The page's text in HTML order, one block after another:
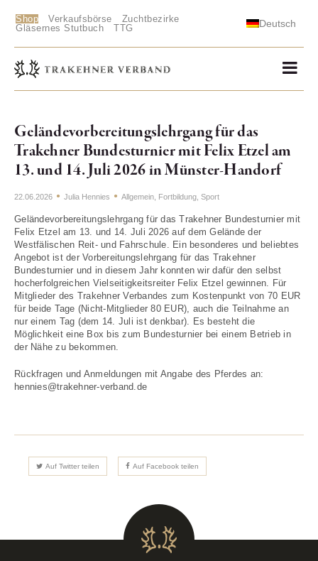
Shop Verkaufsbörse
Zuchtbezirke
Gläsernes Stutbuch
TTG Deutsch
Geländevorbereitungslehrgang für das
Trakehner Bundesturnier mit Felix Etzel am
13. und 14. Juli 2026 in Münster-Handorf
22.06.2026 Julia Hennies Allgemein Fortbildung Sport
Geländevorbereitungslehrgang für das Trakehner Bundesturnier mit
Felix Etzel am 13. und 14. Juli 2026 auf dem Gelände der
Westfälischen Reit- und Fahrschule. Ein besonderes und beliebtes
Angebot ist der Vorbereitungslehrgang für das Trakehner
Bundesturnier und in diesem Jahr konnten wir dafür den selbst
hocherfolgreichen Vielseitigkeitsreiter Felix Etzel gewinnen. Für
Mitglieder des Trakehner Verbandes zum Kostenpunkt von 70 EUR
für beide Tage (Nicht-Mitglieder 80 EUR), auch die Teilnahme an
nur einem Tag (dem 14. Juli ist denkbar). Es besteht die
Möglichkeit eine Box bis zum Bundesturnier bei einem Betrieb in
der Nähe zu bekommen.
Rückfragen und Anmeldungen mit Angabe des Pferdes an:
hennies@trakehner-verband.de
Auf Twitter teilen Auf Facebook teilen